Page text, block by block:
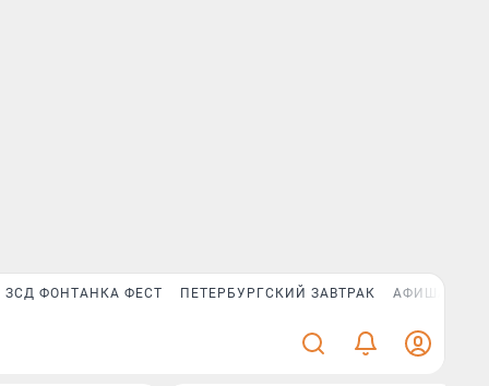
ЗСД ФОНТАНКА ФЕСТ ПЕТЕРБУРГСКИЙ ЗАВТРАК АФИША PLUS